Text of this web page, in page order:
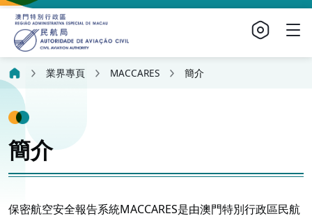
業界專頁 MACCARES 簡介
簡介
保密航空安全報告系統MACCARES是由澳門特別行政區民航